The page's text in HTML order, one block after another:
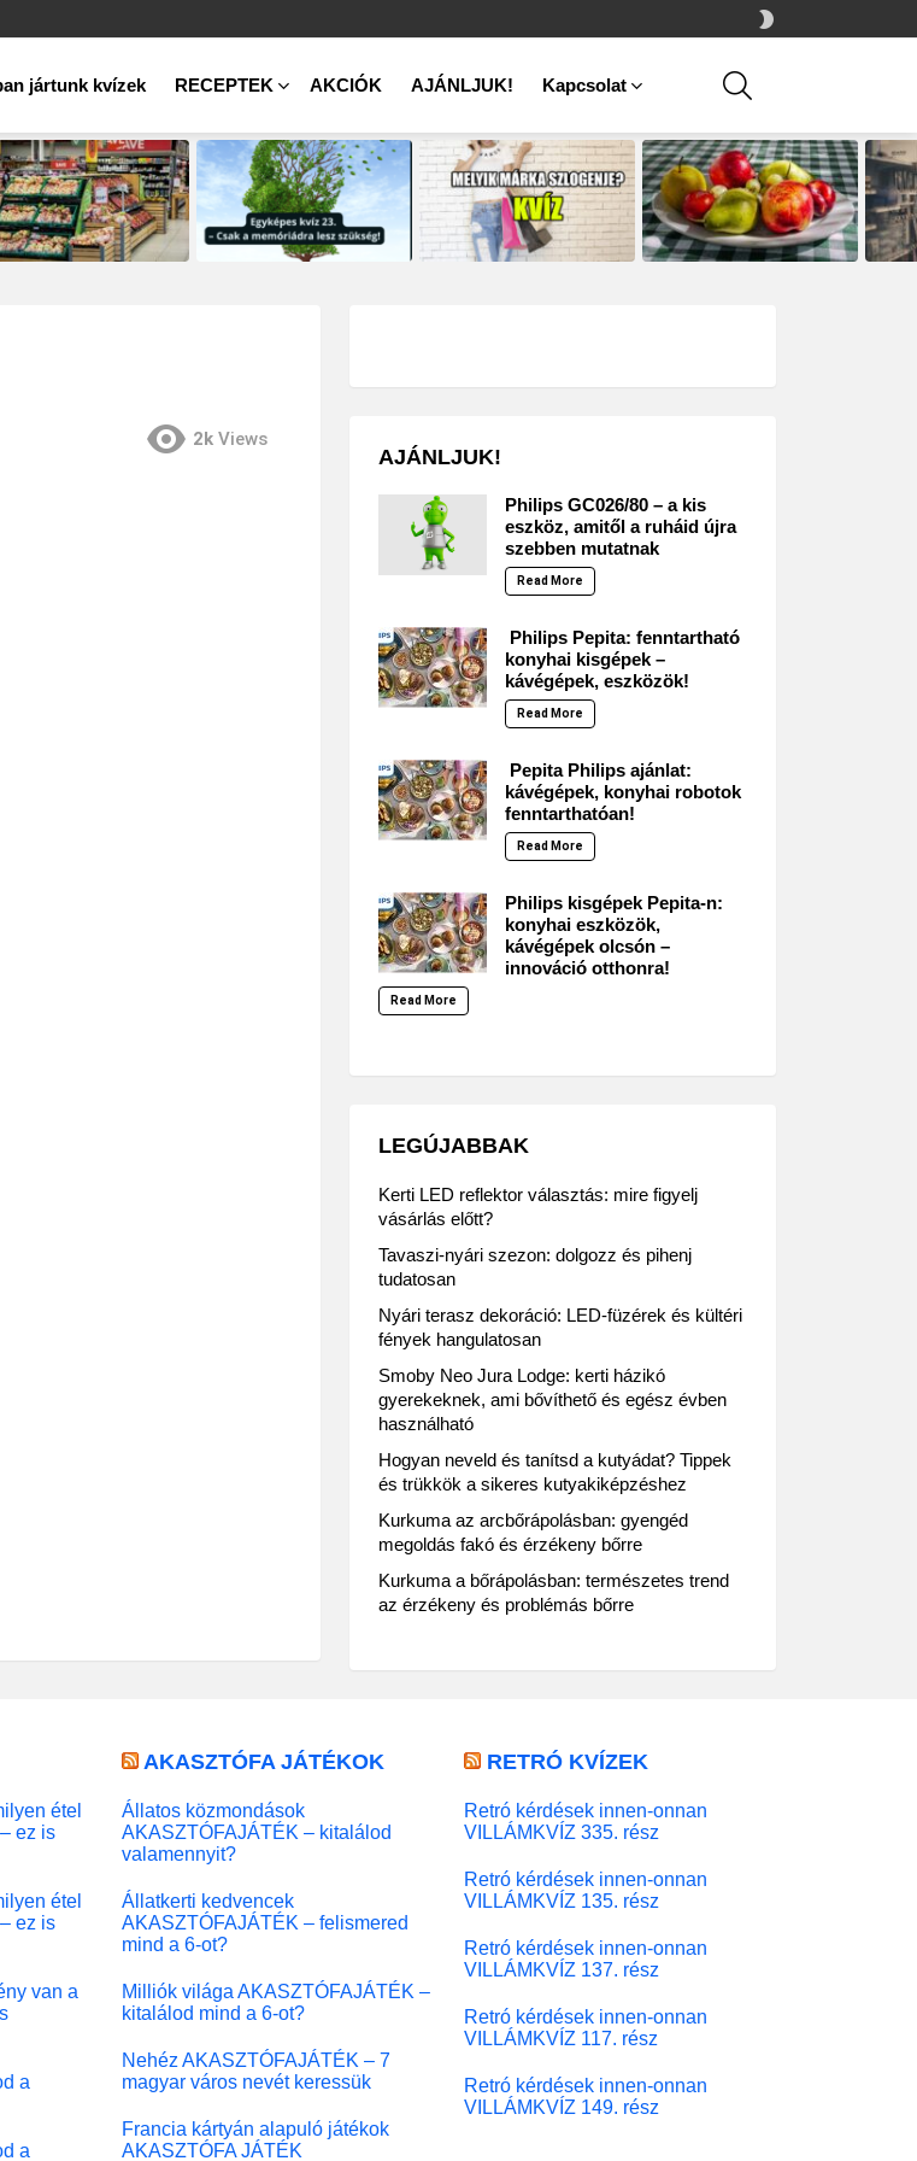
SKIN
jártunk kvízek RECEPTEK AKCIÓK AJÁNLJUK! Kapcsolat
2k Views
AJÁNLJUK!
Philips GC026/80 – a kis
eszköz, amitől a ruháid újra
szebben mutatnak
Read More
Philips Pepita: fenntartható
konyhai kisgépek –
kávégépek, eszközök!
Read More
Pepita Philips ajánlat:
kávégépek, konyhai robotok
fenntarthatóan!
Read More
Philips kisgépek Pepita-n:
konyhai eszközök,
kávégépek olcsón –
innováció otthonra!
Read More
LEGÚJABBAK
Kerti LED reflektor választás: mire figyelj
vásárlás előtt?
Tavaszi-nyári szezon: dolgozz és pihenj
tudatosan
Nyári terasz dekoráció: LED-füzérek és kültéri
fények hangulatosan
Smoby Neo Jura Lodge: kerti házikó
gyerekeknek, ami bővíthető és egész évben
használható
Hogyan neveld és tanítsd a kutyádat? Tippek
és trükkök a sikeres kutyakiképzéshez
Kurkuma az arcbőrápolásban: gyengéd
megoldás fakó és érzékeny bőrre
Kurkuma a bőrápolásban: természetes trend
az érzékeny és problémás bőrre
étel
ez is
étel
ez is
van a
a
a
AKASZTÓFA JÁTÉKOK
Állatos közmondások
AKASZTÓFAJÁTÉK – kitalálod
valamennyit?
Állatkerti kedvencek
AKASZTÓFAJÁTÉK – felismered
mind a 6-ot?
Milliók világa AKASZTÓFAJÁTÉK –
kitalálod mind a 6-ot?
Nehéz AKASZTÓFAJÁTÉK – 7
magyar város nevét keressük
Francia kártyán alapuló játékok
AKASZTÓFA JÁTÉK
RETRÓ KVÍZEK
Retró kérdések innen-onnan
VILLÁMKVÍZ 335. rész
Retró kérdések innen-onnan
VILLÁMKVÍZ 135. rész
Retró kérdések innen-onnan
VILLÁMKVÍZ 137. rész
Retró kérdések innen-onnan
VILLÁMKVÍZ 117. rész
Retró kérdések innen-onnan
VILLÁMKVÍZ 149. rész